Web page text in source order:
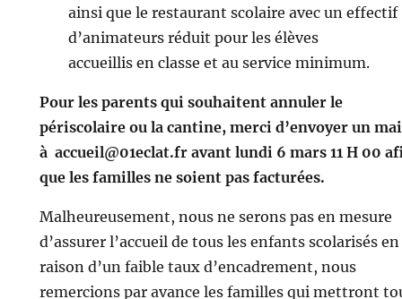
ainsi que le restaurant scolaire avec un effectif
d’animateurs réduit pour les élèves
accueillis en classe et au service minimum.
Pour les parents qui souhaitent annuler le
périscolaire ou la cantine, merci d’envoyer un
à accueil@01eclat.fr avant lundi 6 mars 11 H 00
que les familles ne soient pas facturées.
Malheureusement, nous ne serons pas en mesure
d’assurer l’accueil de tous les enfants scolarisés en
raison d’un faible taux d’encadrement, nous
remercions par avance les familles qui mettront